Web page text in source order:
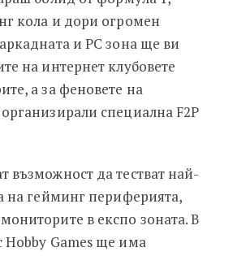
кола и дори огромен
и PC зона ще ви
на интернет клубовете
а за феновете на
специална F2P
възможност да тестват най-
на гейминг периферията,
в експо зоната. В
Hobby Games ще има